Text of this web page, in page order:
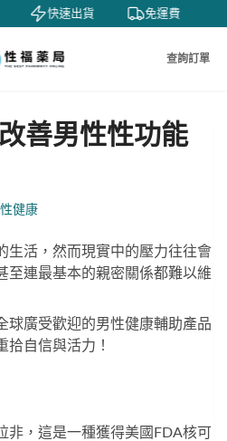
快速出貨 免運費
查詢訂單
善男性性功能
健康
生活，然而現實中的壓力往往會
至連最基本的親密關係都難以維
球廣受歡迎的男性健康輔助產品
拾自信與活力！
非，這是一種獲得美國FDA核可